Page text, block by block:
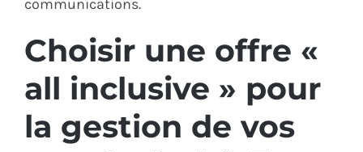
communications.
Choisir une offre «
all inclusive » pour
la gestion de vos